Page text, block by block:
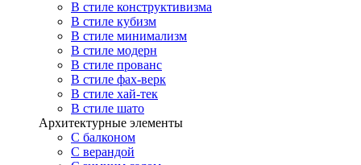
В стиле конструктивизма
В стиле кубизм
В стиле минимализм
В стиле модерн
В стиле прованс
В стиле фах-верк
В стиле хай-тек
В стиле шато
Архитектурные элементы
С балконом
С верандой